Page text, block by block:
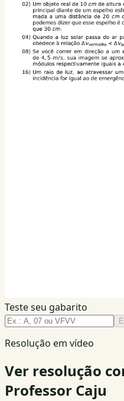
Teste seu gabarito
Resolução em vídeo
Ver resolução
Professor Caju